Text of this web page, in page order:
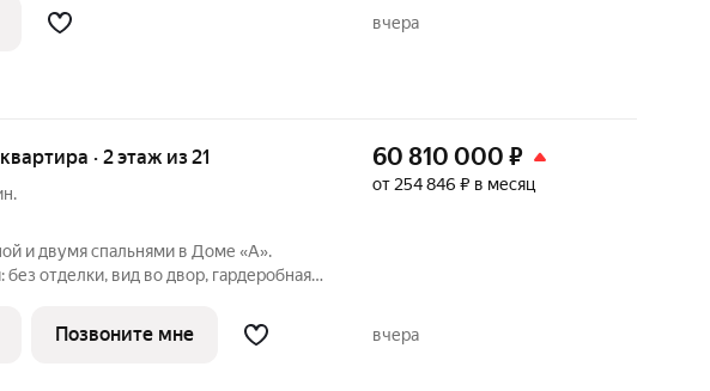
Это готовое решение для тех, кто
вчера
· 2 этаж из 21
и двумя спальнями в Доме «А».
отделки, вид во двор, гардеробная,
2027 Дом А - проект от застройщика
60 810 000 ₽
от 254 846 ₽ в месяц
Позвоните мне вчера